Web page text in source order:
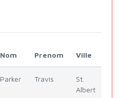
Nom Prenom Ville
Parker Travis
St.
Albert